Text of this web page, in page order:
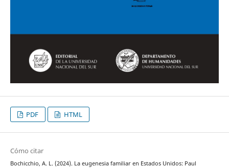
PDF HTML
Cómo citar
Bochicchio, A. L. (2024). La eugenesia familiar en Estados Unidos: Paul